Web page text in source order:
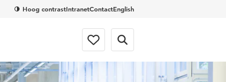
Hoog contrastIntranetContactEnglish